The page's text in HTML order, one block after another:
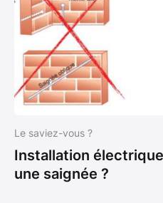
Le saviez-vous ?
Installation
une saignée ?